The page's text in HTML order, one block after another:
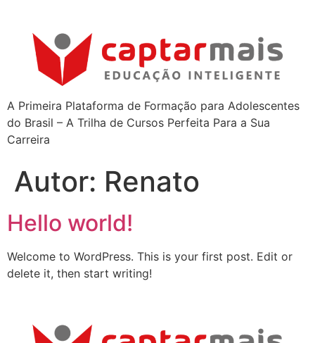
A Primeira Plataforma de Formação para Adolescentes
do Brasil – A Trilha de Cursos Perfeita Para a Sua
Carreira
Autor: Renato
Hello world!
Welcome to WordPress. This is your first post. Edit or
delete it, then start writing!